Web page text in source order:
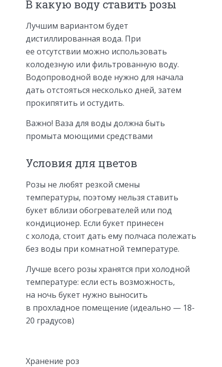
В какую воду ставить розы
Лучшим вариантом будет
дистиллированная вода. При
ее отсутствии можно использовать
колодезную или фильтрованную воду.
Водопроводной воде нужно для начала
дать отстояться несколько дней, затем
прокипятить и остудить.
Важно! Ваза для воды должна быть
промыта моющими средствами
Условия для цветов
Розы не любят резкой смены
температуры, поэтому нельзя ставить
букет вблизи обогревателей или под
кондиционер. Если букет принесен
с холода, стоит дать ему полчаса полежать
без воды при комнатной температуре.
Лучше всего розы хранятся при холодной
температуре: если есть возможность,
на ночь букет нужно выносить
в прохладное помещение (идеально — 18-
20 градусов)
Хранение роз